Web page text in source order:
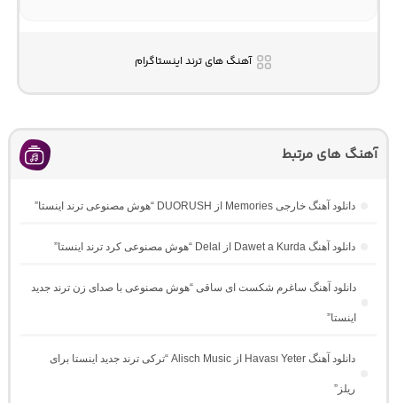
آهنگ های ترند اینستاگرام
آهنگ های مرتبط
دانلود آهنگ خارجی Memories از DUORUSH “هوش مصنوعی ترند اینستا”
دانلود آهنگ Dawet a Kurda از Delal “هوش مصنوعی کرد ترند اینستا”
دانلود آهنگ ساغرم شکست ای ساقی “هوش مصنوعی با صدای زن ترند جدید
اینستا”
دانلود آهنگ Havası Yeter از Alisch Music “ترکی ترند جدید اینستا برای
ریلز”